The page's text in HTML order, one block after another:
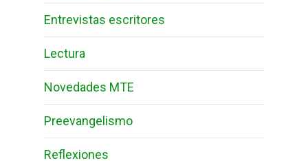
Entrevistas escritores
Lectura
Novedades MTE
Preevangelismo
Reflexiones